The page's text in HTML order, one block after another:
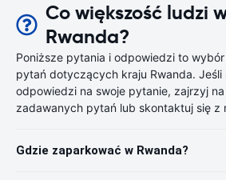
Co większość ludzi
Rwanda?
Poniższe pytania i odpowiedzi to
pytań dotyczących kraju Rwanda. Jeśli
odpowiedzi na swoje pytanie, zajrzyj
zadawanych pytań lub skontaktuj się z
Gdzie zaparkować w Rwanda?